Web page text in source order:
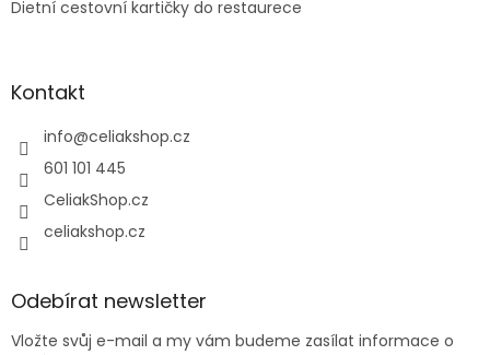
Dietní cestovní kartičky do restaurece
Kontakt
info@celiakshop.cz
601 101 445
CeliakShop.cz
celiakshop.cz
Odebírat newsletter
Vložte svůj e-mail a my vám budeme zasílat informace o